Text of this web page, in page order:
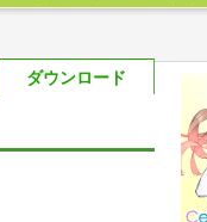
ダウンロード